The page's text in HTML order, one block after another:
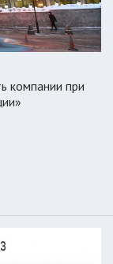
компании при